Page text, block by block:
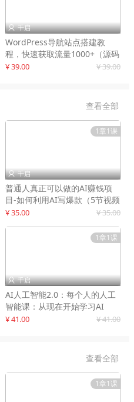
 千启
WordPress导航站点搭建教
程，快速获取流量1000+（源码
+教程）
¥ 39.00 ¥ 39.00
查看全部
1章1课
 千启
普通人真正可以做的AI赚钱项
目-如何利用AI写爆款（5节视频
课）
¥ 35.00 ¥ 35.00
1章1课
 千启
AI人工智能2.0：每个人的人工
智能课：从现在开始学习AI
¥ 41.00 ¥ 41.00
查看全部
1章1课